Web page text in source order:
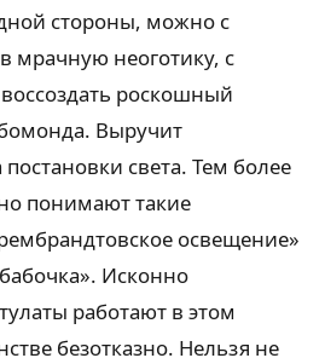
стороны, можно с
мрачную неоготику, с
роскошный
Выручит
постановки света. Тем более
понимают такие
освещение»
Исконно
работают в этом
безотказно. Нельзя не